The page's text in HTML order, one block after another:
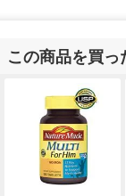
この商品を買